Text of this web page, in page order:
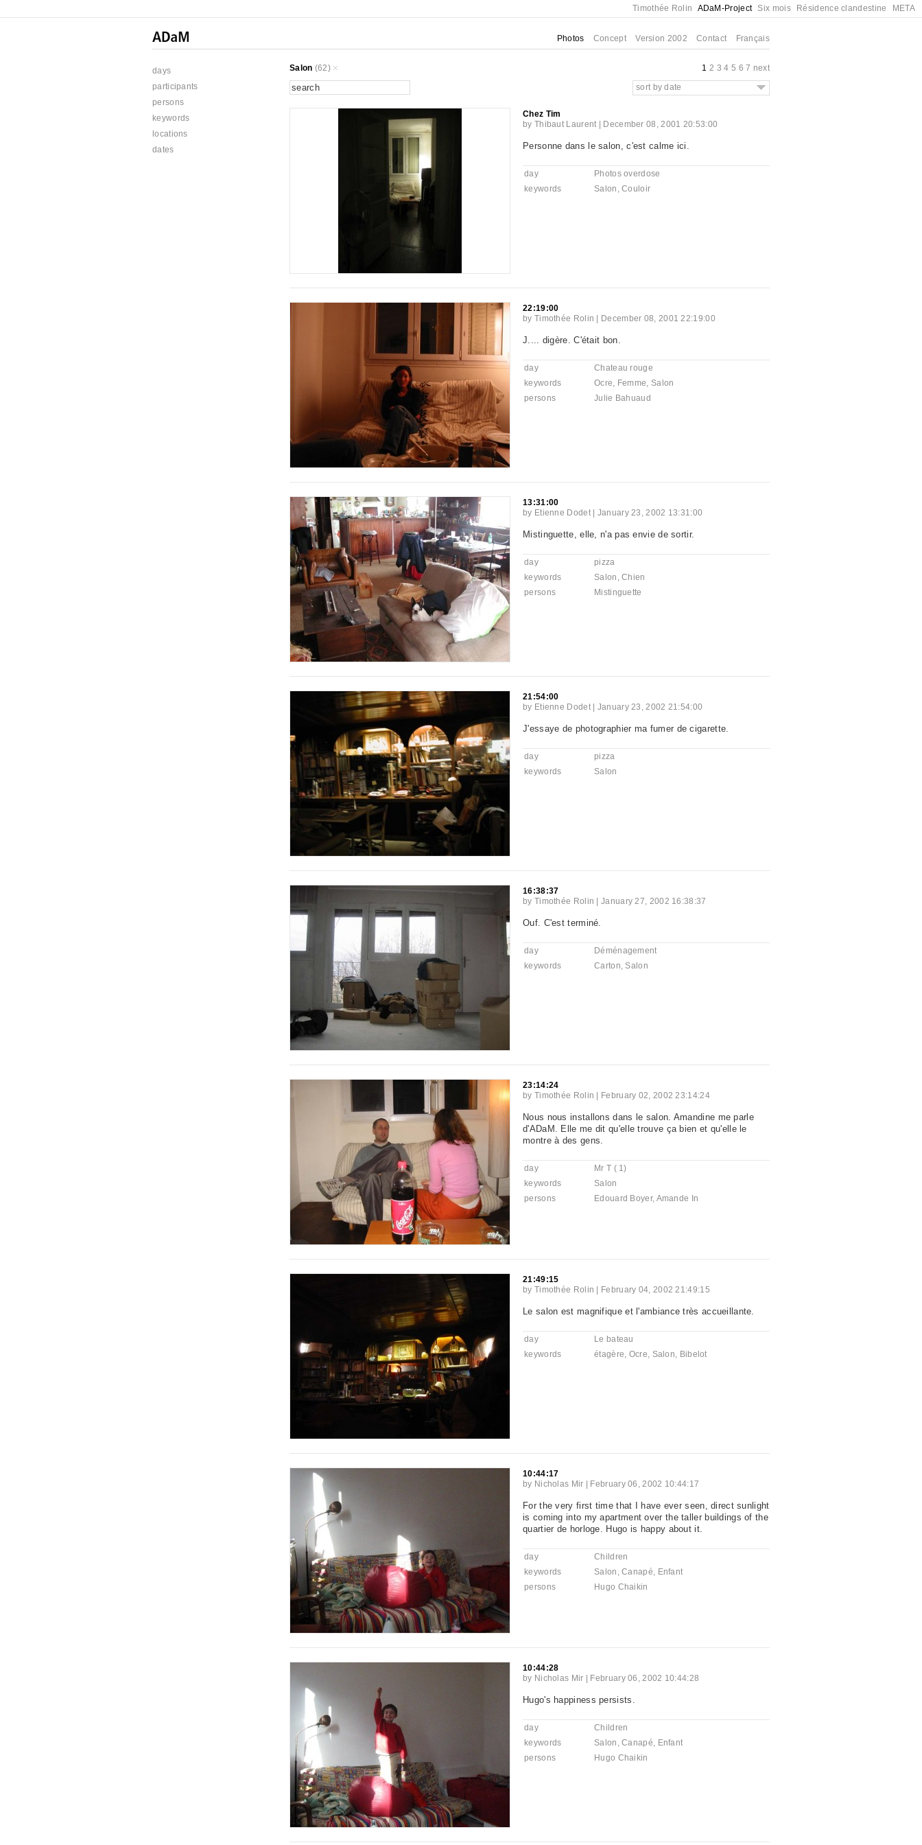
Timothée Rolin ADaM-Project Six mois Résidence clandestine META
Photos Concept Version 2002 Contact Français
days
participants
persons
keywords
locations
dates
Salon (62) 1 2 3 4 5 6 7 next
sort by date
Chez Tim
by Thibaut Laurent December 08, 2001 20:53:00
Personne dans le salon, c'est calme ici.
day
Photos overdose
keywords
Salon ,Couloir
22:19:00
by Timothée Rolin December 08, 2001 22:19:00
J.... digère. C'était bon.
day
Chateau rouge
keywords
Ocre, Femme, Salon
persons
Julie Bahuaud
13:31:00
by Etienne Dodet| January 23, 2002 13:31:00
Mistinguette, elle, n'a pas envie de sortir.
day
pizza
keywords
Salon ,Chien
persons
Mistinguette
21:54:00
by Etienne Dodet| January 23, 2002 21:54:00
J'essaye de photographier ma fumer de cigarette.
day
pizza
keywords
Salon
16:38:37
by Timothée Rolin |January 27, 2002 16:38:37
Ouf. C'est terminé.
day
Déménagement
keywords
Carton, Salon
23:14:24
by Timothée Rolin February 02, 2002 23:14:24
Nous nous installons dans le salon. Amandine me parle
d'ADaM. Elle me dit qu'elle trouve ça bien et qu'elle le
montre à des gens.
day
Mr T ( 1)
keywords
Salon
persons
Edouard Boyer, Amande In
21:49:15
by Timothée Rolin February 04, 2002 21:49:15
Le salon est magnifique et l'ambiance très accueillante.
day
Le bateau
keywords
étagère, Ocre, Salon, Bibelot
10:44:17
by Nicholas Mir February 06, 2002 10:44:17
For the very first time that I have ever seen, direct sunlight
is coming into my apartment over the taller buildings of the
quartier de horloge. Hugo is happy about it.
day
Children
keywords
Salon ,Canapé, Enfant
persons
Hugo Chaikin
10:44:28
by Nicholas Mir February 06, 2002 10:44:28
Hugo's happiness persists.
day
Children
keywords
Salon ,Canapé, Enfant
persons
Hugo Chaikin